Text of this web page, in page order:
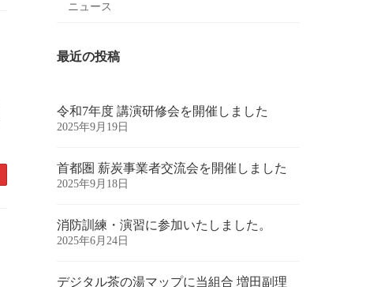
ニュース
最近の投稿
令和7年度 講演研修会を開催しました
2025年9月19日
首都圏 薪炭事業者交流会を開催しました
2025年9月18日
消防訓練・演習に参加いたしました。
2025年6月24日
デジタル茶の湯マップに当組合 増田副理